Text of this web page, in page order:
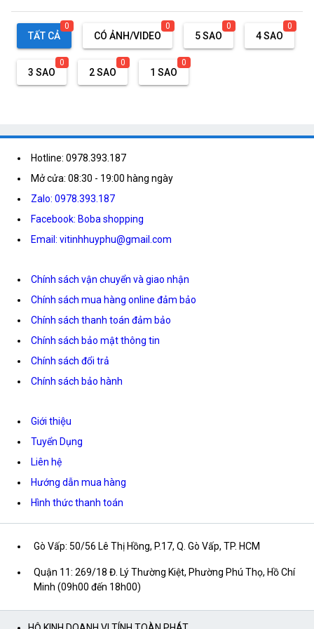
TẤT CẢ
0
CÓ ẢNH/VIDEO
0
5 SAO
0
4 SAO
0
3 SAO
0
2 SAO
0
1 SAO
0
Hotline: 0978.393.187
Mở cửa: 08:30 - 19:00 hàng ngày
Zalo: 0978.393.187
Facebook: Boba shopping
Email: vitinhhuyphu@gmail.com
Chính sách vận chuyển và giao nhận
Chính sách mua hàng online đảm bảo
Chính sách thanh toán đảm bảo
Chính sách bảo mật thông tin
Chính sách đổi trả
Chính sách bảo hành
Giới thiệu
Tuyển Dụng
Liên hệ
Hướng dẫn mua hàng
Hình thức thanh toán
Gò Vấp: 50/56 Lê Thị Hồng, P.17, Q. Gò Vấp, TP. HCM
Quận 11: 269/18 Đ. Lý Thường Kiệt, Phường Phú Thọ, Hồ Chí
Minh (09h00 đến 18h00)